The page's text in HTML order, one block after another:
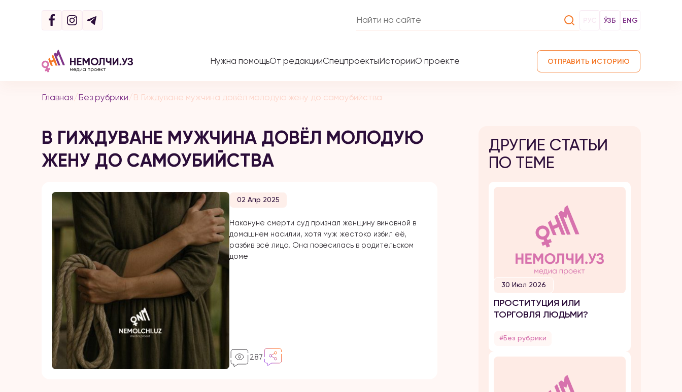
РУС ЎЗБ ENG
Нужна помощьОт редакцииСпецпроектыИсторииО проекте ОТПРАВИТЬ ИСТОРИЮ
Главная/Без рубрики/В Гиждуване мужчина довёл молодую жену до самоубийства
В ГИЖДУВАНЕ МУЖЧИНА ДОВЁЛ МОЛОДУЮ
ЖЕНУ ДО САМОУБИЙСТВА
02 Апр 2025
Накануне смерти суд признал женщину виновной в
домашнем насилии, хотя муж жестоко избил её,
разбив всё лицо. Она повесилась в родительском
доме
287
ДРУГИЕ СТАТЬИ
ПО ТЕМЕ
30 Июл 2026
ПРОСТИТУЦИЯ ИЛИ
ТОРГОВЛЯ ЛЮДЬМИ?
#Без рубрики